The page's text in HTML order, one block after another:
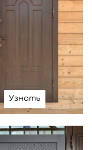
Узнать